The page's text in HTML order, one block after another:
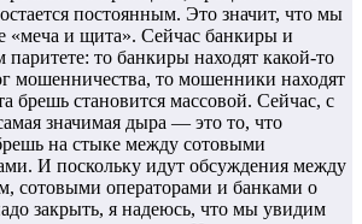
постоянным. Это значит, что мы
«меча и щита». Сейчас банкиры и
то банкиры находят какой-то
мошенничества, то мошенники находят
брешь становится массовой. Сейчас, с
значимая дыра — это то, что
на стыке между сотовыми
И поскольку идут обсуждения между
сотовыми операторами и банками о
закрыть, я надеюсь, что мы увидим